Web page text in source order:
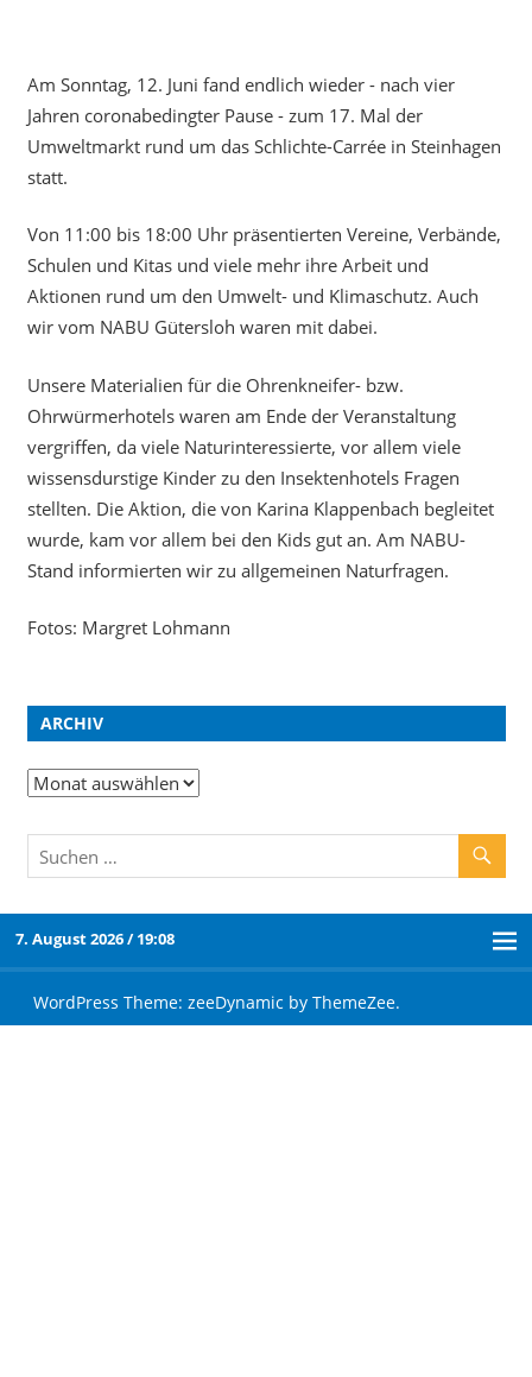
Am Sonntag, 12. Juni fand endlich wieder - nach vier
Jahren coronabedingter Pause - zum 17. Mal der
Umweltmarkt rund um das Schlichte-Carrée in Steinhagen
statt.
Von 11:00 bis 18:00 Uhr präsentierten Vereine, Verbände,
Schulen und Kitas und viele mehr ihre Arbeit und
Aktionen rund um den Umwelt- und Klimaschutz. Auch
wir vom NABU Gütersloh waren mit dabei.
Unsere Materialien für die Ohrenkneifer- bzw.
Ohrwürmerhotels waren am Ende der Veranstaltung
vergriffen, da viele Naturinteressierte, vor allem viele
wissensdurstige Kinder zu den Insektenhotels Fragen
stellten. Die Aktion, die von Karina Klappenbach begleitet
wurde, kam vor allem bei den Kids gut an. Am NABU-
Stand informierten wir zu allgemeinen Naturfragen.
Fotos: Margret Lohmann
ARCHIV
7. August 2026 / 19:08
WordPress Theme: zeeDynamic by ThemeZee.